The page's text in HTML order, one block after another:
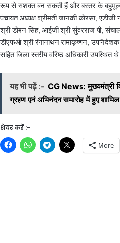
रूप से सशक्त बन सकती हैं और बस्तर के बहुमूल्य
पंचायत अध्यक्ष श्रीमती जानकी कोरसा,
श्री डोमन सिंह, आईजी श्री सुंदरराज पी,
डीएफओ श्री रंगानाथन रामाकृष्णन, उपनिदेशक
सहित जिला स्तरीय वरिष्ठ अधिकारी उपस्थित
यह भी पढ़ें :- CG News: मुख्यमंत्री
ग्रहण एवं अभिनंदन समारोह में हुए
शेयर करें :-
More